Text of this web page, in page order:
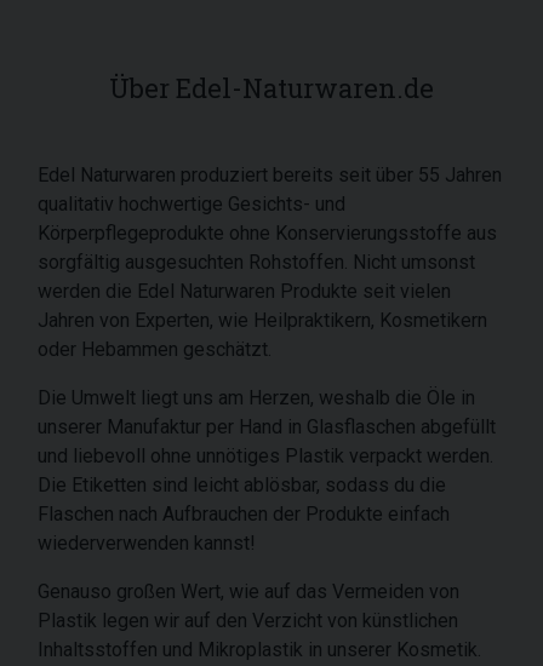
Über Edel-Naturwaren.de
Edel Naturwaren produziert bereits seit über 55 Jahren
qualitativ hochwertige Gesichts- und
Körperpflegeprodukte ohne Konservierungsstoffe aus
sorgfältig ausgesuchten Rohstoffen. Nicht umsonst
werden die Edel Naturwaren Produkte seit vielen
Jahren von Experten, wie Heilpraktikern, Kosmetikern
oder Hebammen geschätzt.
Die Umwelt liegt uns am Herzen, weshalb die Öle in
unserer Manufaktur per Hand in Glasflaschen abgefüllt
und liebevoll ohne unnötiges Plastik verpackt werden.
Die Etiketten sind leicht ablösbar, sodass du die
Flaschen nach Aufbrauchen der Produkte einfach
wiederverwenden kannst!
Genauso großen Wert, wie auf das Vermeiden von
Plastik legen wir auf den Verzicht von künstlichen
Inhaltsstoffen und Mikroplastik in unserer Kosmetik.